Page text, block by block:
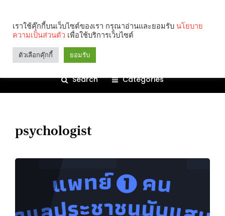
Search Categories
psychologist
เราใช้คุ๊กกี้บนเว็บไซต์ของเรา กรุณาอ่านและยอมรับ นโยบาย
ความเป็นส่วนตัว เพื่อใช้บริการเว็บไซต์
ตัวเลือกคุ๊กกี้ ยอมรับ